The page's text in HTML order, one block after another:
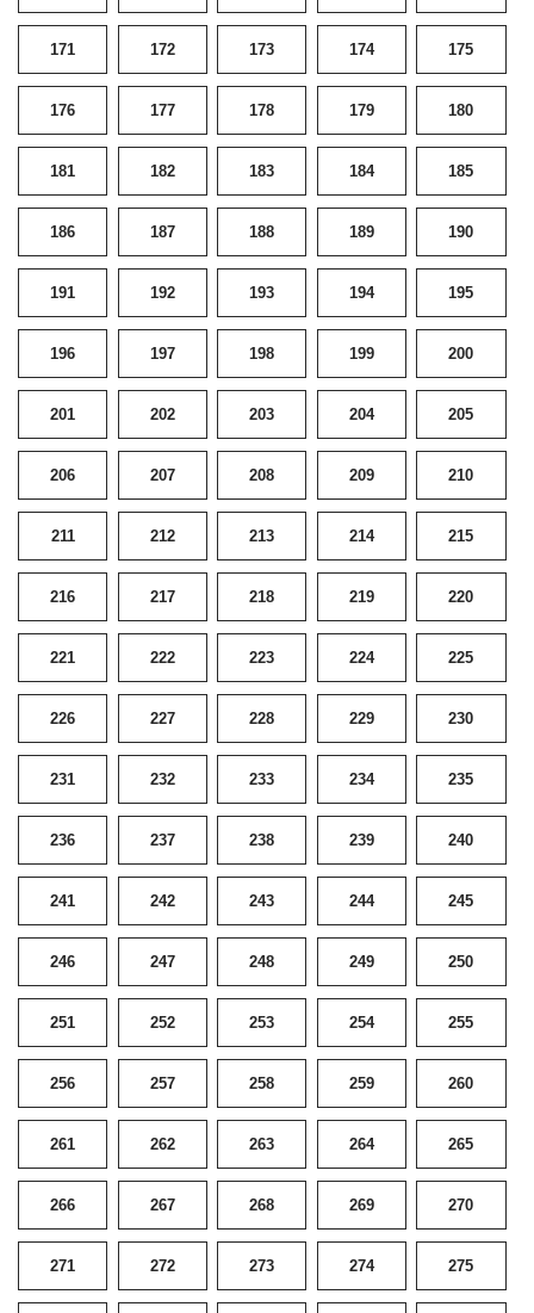
171 172 173 174 175
176 177 178 179 180
181 182 183 184 185
186 187 188 189 190
191 192 193 194 195
196 197 198 199 200
201 202 203 204 205
206 207 208 209 210
211 212 213 214 215
216 217 218 219 220
221 222 223 224 225
226 227 228 229 230
231 232 233 234 235
236 237 238 239 240
241 242 243 244 245
246 247 248 249 250
251 252 253 254 255
256 257 258 259 260
261 262 263 264 265
266 267 268 269 270
271 272 273 274 275